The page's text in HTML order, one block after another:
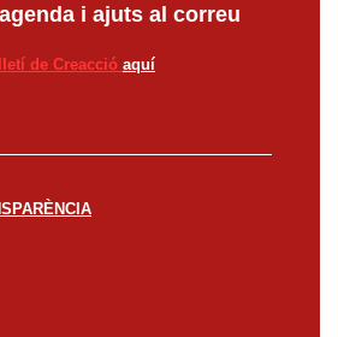
i ajuts al correu
de Creacció aquí